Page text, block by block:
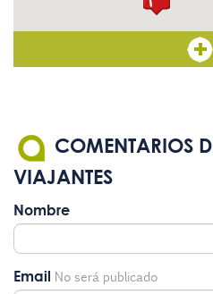
COMENTARIOS
VIAJANTES
Nombre
Email No será publicado